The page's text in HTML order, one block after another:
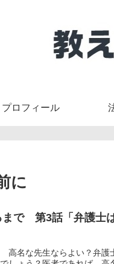
プロフィール
に
まで 第3話「弁護士
高名な先生ならよい？弁護